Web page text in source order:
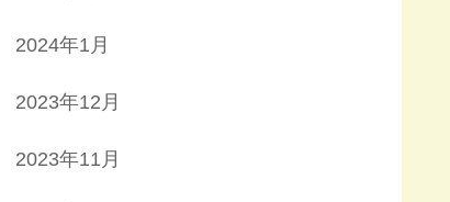
2024年1月
2023年12月
2023年11月